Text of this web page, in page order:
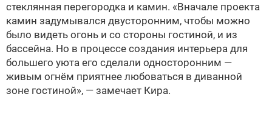
стеклянная перегородка и камин. «Вначале проекта
камин задумывался двусторонним, чтобы можно
было видеть огонь и со стороны гостиной, и из
бассейна. Но в процессе создания интерьера для
большего уюта его сделали односторонним —
живым огнём приятнее любоваться в диванной
зоне гостиной», — замечает Кира.